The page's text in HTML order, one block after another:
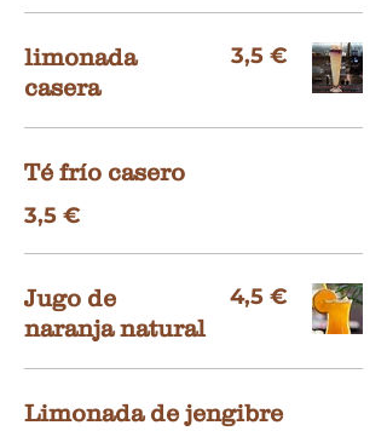
limonada
casera
3,5 €
Té frío casero
3,5 €
Jugo de
naranja natural
4,5 €
Limonada de jengibre